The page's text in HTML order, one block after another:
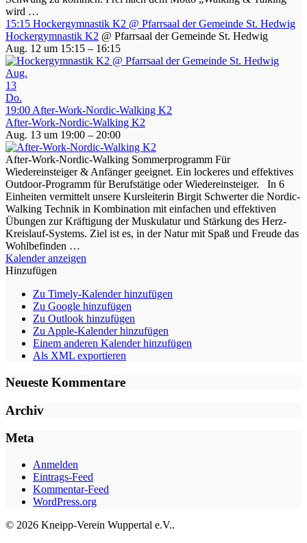
wird …
15:15 Hockergymnastik K2 @ Pfarrsaal der Gemeinde St. Hedwig
Hockergymnastik K2 @ Pfarrsaal der Gemeinde St. Hedwig
Aug. 12 um 15:15 – 16:15
Aug.
13
Do.
19:00 After-Work-Nordic-Walking K2
After-Work-Nordic-Walking K2
Aug. 13 um 19:00 – 20:00
After-Work-Nordic-Walking Sommerprogramm Für
Wiedereinsteiger & Anfänger geeignet. Ein lockeres und effektives
Outdoor-Programm für Berufstätige oder Wiedereinsteiger. In 6
Einheiten vermittelt unsere Kursleiterin Birgit Schwerter die Nordic-
Walking Technik in Kombination mit einfachen und effektiven
Übungen zur Kräftigung der Muskulatur und Stärkung des Herz-
Kreislauf-Systems. Ziel ist es, in der Natur mit Spaß und Freude das
Wohlbefinden …
Kalender anzeigen
Hinzufügen
Zu Timely-Kalender hinzufügen
Zu Google hinzufügen
Zu Outlook hinzufügen
Zu Apple-Kalender hinzufügen
Einem anderen Kalender hinzufügen
Als XML exportieren
Neueste Kommentare
Archiv
Meta
Anmelden
Eintrags-Feed
Kommentar-Feed
WordPress.org
© 2026 Kneipp-Verein Wuppertal e.V..